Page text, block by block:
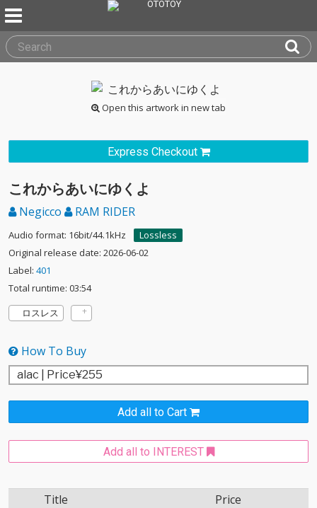
Open this artwork in new tab
Express Checkout
これからあいにゆくよ
Negicco RAM RIDER
Audio format: 16bit/44.1kHz
Lossless
Original release date: 2026-06-02
Label: 401
Total runtime: 03:54
ロスレス
How To Buy
Add all to Cart
Add all to INTEREST
Title Price